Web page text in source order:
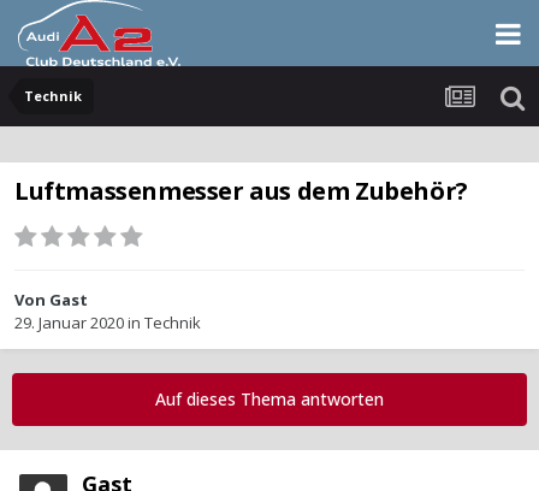
Technik
Luftmassenmesser aus dem Zubehör?
Von Gast
29. Januar 2020in Technik
Auf dieses Thema antworten
Gast